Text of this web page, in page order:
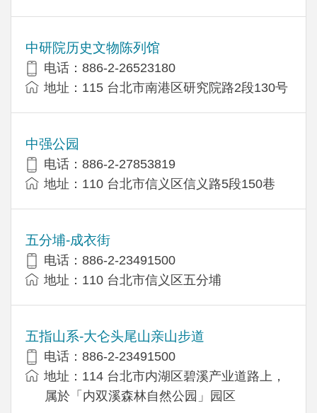
中研院历史文物陈列馆
电话：886-2-26523180
地址：115 台北市南港区研究院路2段130号
中强公园
电话：886-2-27853819
地址：110 台北市信义区信义路5段150巷
五分埔-成衣街
电话：886-2-23491500
地址：110 台北市信义区五分埔
五指山系-大仑头尾山亲山步道
电话：886-2-23491500
地址：114 台北市内湖区碧溪产业道路上，
属於「内双溪森林自然公园」园区